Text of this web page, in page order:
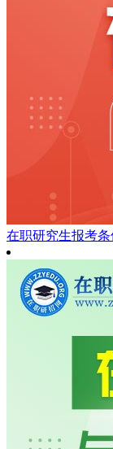
在职研究生报考条